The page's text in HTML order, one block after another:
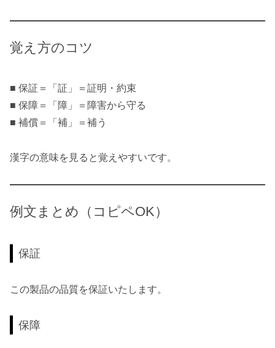
覚え方のコツ
■ 保証＝「証」＝証明・約束
■ 保障＝「障」＝障害から守る
■ 補償＝「補」＝補う
漢字の意味を見ると覚えやすいです。
例文まとめ（コピペOK）
保証
この製品の品質を保証いたします。
保障